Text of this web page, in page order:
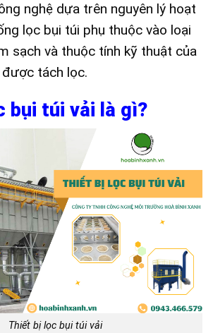
nghệ dựa trên nguyên lý hoạt
lọc bụi túi phụ thuộc vào loại
sạch và thuộc tính kỹ thuật của
tách lọc.
bụi túi vải là gì?
Thiết bị lọc bụi túi vải